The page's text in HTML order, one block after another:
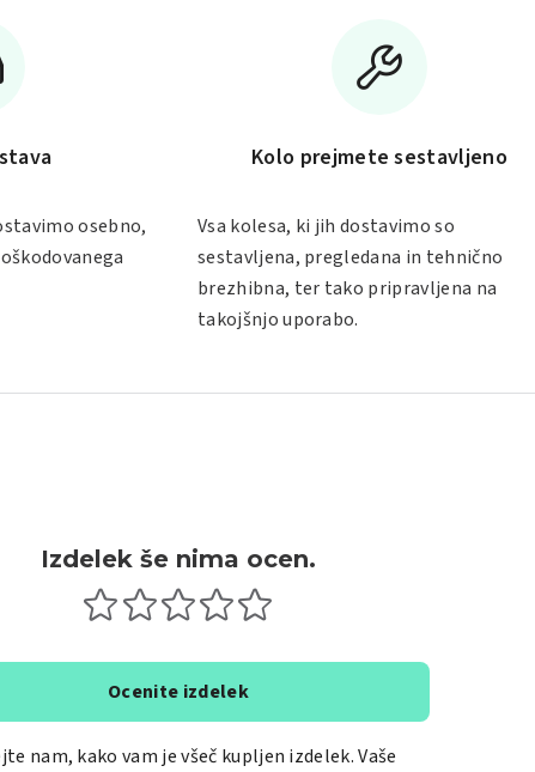
osebno,
Kolo prejmete sestavljeno
Vsa kolesa, ki jih dostavimo so
sestavljena, pregledana in tehnično
brezhibna, ter tako pripravljena na
takojšnjo uporabo.
Izdelek še nima ocen.
Ocenite izdelek
nam, kako vam je všeč kupljen izdelek. Vaše